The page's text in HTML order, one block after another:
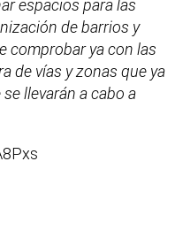
espacios para las
de barrios y
comprobar ya con las
de vías y zonas que ya
llevarán a cabo a